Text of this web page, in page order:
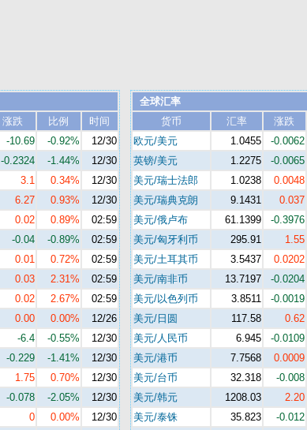
涨跌 比例
时间
-10.69 -0.92%
12/30
-0.2324 -1.44%
12/30
3.1 0.34%
12/30
6.27 0.93%
12/30
0.02 0.89%
02:59
-0.04 -0.89%
02:59
0.01 0.72%
02:59
0.03 2.31%
02:59
0.02 2.67%
02:59
0.00 0.00%
12/26
-6.4 -0.55%
12/30
-0.229 -1.41%
12/30
1.75 0.70%
12/30
-0.078 -2.05%
12/30
0 0.00%
12/30
全球汇率
货币
汇率 涨跌
欧元/美元
1.0455 -0.0062
英镑/美元
1.2275 -0.0065
美元/瑞士法郎
1.0238 0.0048
美元/瑞典克朗
9.1431 0.037
美元/俄卢布
61.1399 -0.3976
美元/匈牙利币
295.91 1.55
美元/土耳其币
3.5437 0.0202
美元/南非币
13.7197 -0.0204
美元/以色列币
3.8511 -0.0019
美元/日圆
117.58 0.62
美元/人民币
6.945 -0.0109
美元/港币
7.7568 0.0009
美元/台币
32.318 -0.008
美元/韩元
1208.03 2.20
美元/泰铢
35.823 -0.012